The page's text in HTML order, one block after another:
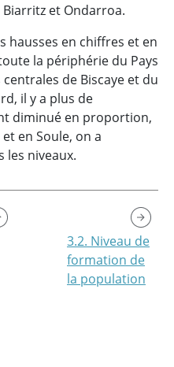
et Ondarroa.
hausses en chiffres et en
la périphérie du Pays
de Biscaye et du
il y a plus de
diminué en proportion,
en Soule, on a
les niveaux.
3.2. Niveau de
formation de
la population